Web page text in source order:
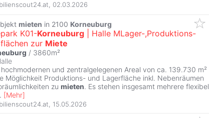
02.03.2026
mieten in 2100 Korneuburg
K01-Korneuburg | Halle MLager-,Produktions-
zur Miete
/ 3860m²
und zentralgelegenen Areal von ca. 139.730 m²
Möglichkeit Produktions- und Lagerfläche inkl. Nebenräumen
zu mieten. Es stehen insgesamt mehrere flexibel
[Mehr]
15.05.2026